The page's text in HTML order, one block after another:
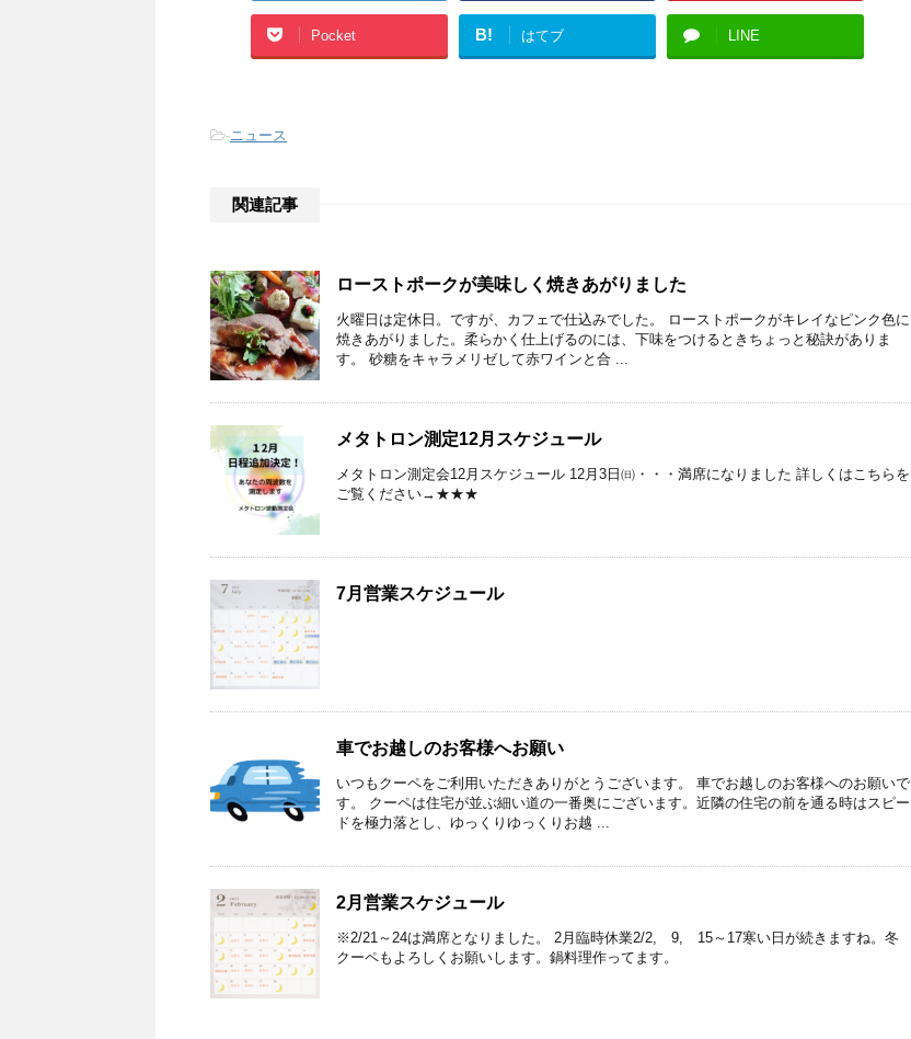
Pocket B! はてブ LINE
-ニュース
関連記事
ローストポークが美味しく焼きあがりました
火曜日は定休日。ですが、カフェで仕込みでした。 ローストポークがキレイなピンク色に
焼きあがりました。柔らかく仕上げるのには、下味をつけるときちょっと秘訣がありま
す。 砂糖をキャラメリゼして赤ワインと合 ...
メタトロン測定12月スケジュール
メタトロン測定会12月スケジュール 12月3日㈰・・・満席になりました 詳しくはこちらを
ご覧ください→★★★
7月営業スケジュール
車でお越しのお客様へお願い
いつもクーペをご利用いただきありがとうございます。 車でお越しのお客様へのお願いで
す。 クーペは住宅が並ぶ細い道の一番奥にございます。近隣の住宅の前を通る時はスピー
ドを極力落とし、ゆっくりゆっくりお越 ...
2月営業スケジュール
※2/21～24は満席となりました。 2月臨時休業2/2, 9, 15～17寒い日が続きますね。冬
クーペもよろしくお願いします。鍋料理作ってます。